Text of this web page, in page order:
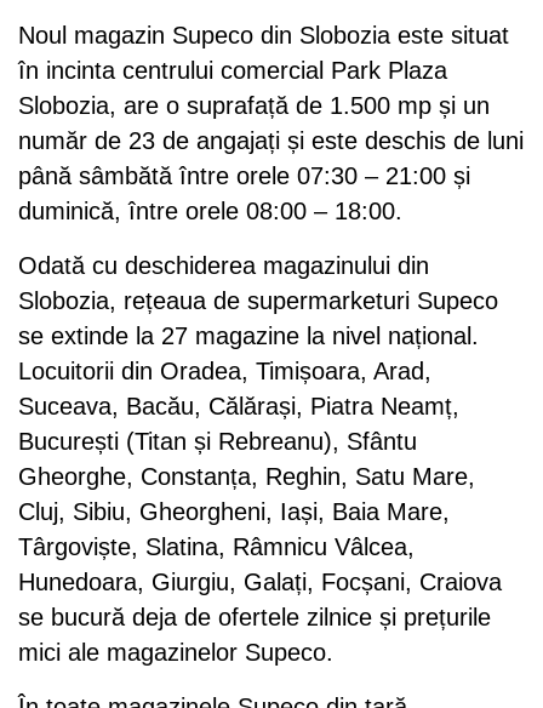
Noul magazin Supeco din Slobozia este situat
în incinta centrului comercial Park Plaza
Slobozia, are o suprafață de 1.500 mp și un
număr de 23 de angajați și este deschis de luni
până sâmbătă între orele 07:30 – 21:00 și
duminică, între orele 08:00 – 18:00.
Odată cu deschiderea magazinului din
Slobozia, rețeaua de supermarketuri Supeco
se extinde la 27 magazine la nivel național.
Locuitorii din Oradea, Timișoara, Arad,
Suceava, Bacău, Călărași, Piatra Neamț,
București (Titan și Rebreanu), Sfântu
Gheorghe, Constanța, Reghin, Satu Mare,
Cluj, Sibiu, Gheorgheni, Iași, Baia Mare,
Târgoviște, Slatina, Râmnicu Vâlcea,
Hunedoara, Giurgiu, Galați, Focșani, Craiova
se bucură deja de ofertele zilnice și prețurile
mici ale magazinelor Supeco.